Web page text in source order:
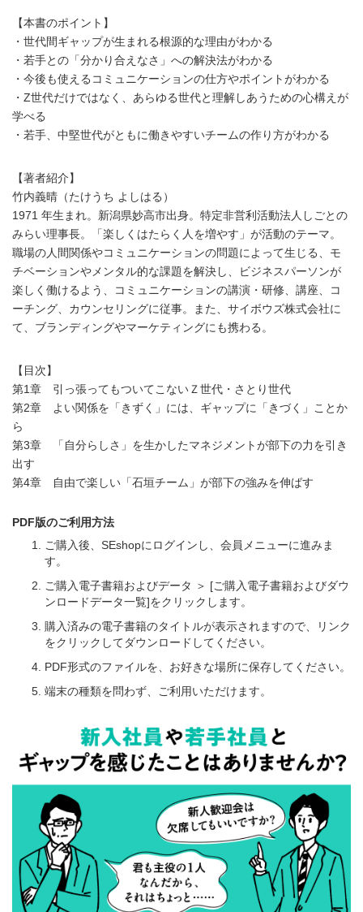
【本書のポイント】
・世代間ギャップが生まれる根源的な理由がわかる
・若手との「分かり合えなさ」への解決法がわかる
・今後も使えるコミュニケーションの仕方やポイントがわかる
・Z世代だけではなく、あらゆる世代と理解しあうための心構えが
学べる
・若手、中堅世代がともに働きやすいチームの作り方がわかる
【著者紹介】
竹内義晴（たけうち よしはる）
1971 年生まれ。新潟県妙高市出身。特定非営利活動法人しごとの
みらい理事長。「楽しくはたらく人を増やす」が活動のテーマ。
職場の人間関係やコミュニケーションの問題によって生じる、モ
チベーションやメンタル的な課題を解決し、ビジネスパーソンが
楽しく働けるよう、コミュニケーションの講演・研修、講座、コ
ーチング、カウンセリングに従事。また、サイボウズ株式会社に
て、ブランディングやマーケティングにも携わる。
【目次】
第1章 引っ張ってもついてこないＺ世代・さとり世代
第2章 よい関係を「きずく」には、ギャップに「きづく」ことか
ら
第3章 「自分らしさ」を生かしたマネジメントが部下の力を引き
出す
第4章 自由で楽しい「石垣チーム」が部下の強みを伸ばす
PDF版のご利用方法
ご購入後、SEshopにログインし、会員メニューに進みま
す。
ご購入電子書籍およびデータ ＞ [ご購入電子書籍およびダウ
ンロードデータ一覧]をクリックします。
購入済みの電子書籍のタイトルが表示されますので、リンク
をクリックしてダウンロードしてください。
PDF形式のファイルを、お好きな場所に保存してください。
端末の種類を問わず、ご利用いただけます。